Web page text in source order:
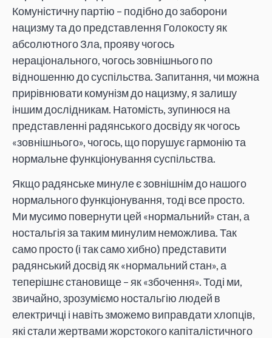
Комуністичну партію – подібно до заборони
нацизму та до представлення Голокосту як
абсолютного Зла, прояву чогось
нераціонального, чогось зовнішнього по
відношенню до суспільства. Запитання, чи можна
прирівнювати комунізм до нацизму, я залишу
іншим дослідникам. Натомість, зупинюся на
представленні радянського досвіду як чогось
«зовнішнього», чогось, що порушує гармонію та
нормальне функціонування суспільства.
Якщо радянське минуле є зовнішнім до нашого
нормального функціонування, тоді все просто.
Ми мусимо повернути цей «нормальний» стан, а
ностальгія за таким минулим неможлива. Так
само просто (і так само хибно) представити
радянський досвід як «нормальний стан», а
теперішнє становище – як «збочення». Тоді ми,
звичайно, зрозуміємо ностальгію людей в
електричці і навіть зможемо виправдати хлопців,
які стали жертвами жорстокого капіталістичного